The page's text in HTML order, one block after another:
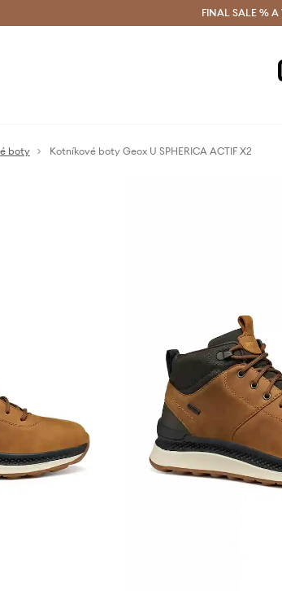
Doručení a vrácení zdarma (od 1800 Kč)
FINAL SALE % A
boty Kotníkové boty Geox U SPHERICA ACTIF X2